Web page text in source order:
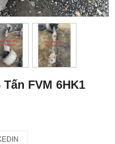
FVM 6HK1